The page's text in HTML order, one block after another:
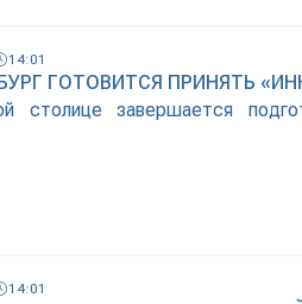
14:01
ГОТОВИТСЯ ПРИНЯТЬ
столице завершается
14:01